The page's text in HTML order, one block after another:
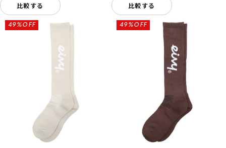
比較する 比較する
49%OFF 49%OFF